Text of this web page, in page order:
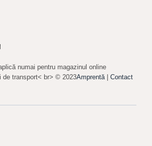
numai pentru magazinul online
de transport< br> © 2023Amprentă | Contact